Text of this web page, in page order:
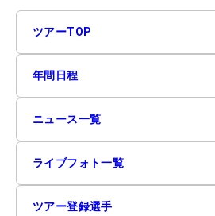
ツアーTOP
年間日程
ニュース一覧
ライブフォト一覧
ツアー登録選手